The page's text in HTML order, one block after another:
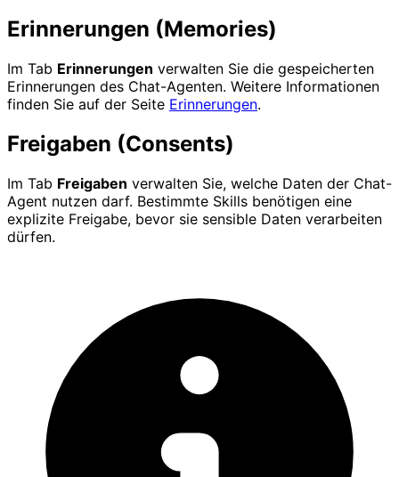
Erinnerungen (Memories)
Im Tab Erinnerungen verwalten Sie die gespeicherten
Erinnerungen des Chat-Agenten. Weitere Informationen
finden Sie auf der Seite Erinnerungen.
Freigaben (Consents)
Im Tab Freigaben verwalten Sie, welche Daten der Chat-
Agent nutzen darf. Bestimmte Skills benötigen eine
explizite Freigabe, bevor sie sensible Daten verarbeiten
dürfen.